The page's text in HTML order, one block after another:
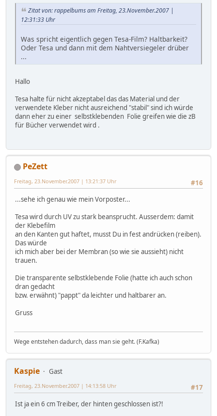
Zitat von: rappelbums am Freitag, 23.November.2007 |
12:31:33 Uhr
Was spricht eigentlich gegen Tesa-Film? Haltbarkeit?
Oder Tesa und dann mit dem Nahtversiegeler drüber
...
Hallo
Tesa halte für nicht akzeptabel das das Material und der
verwendete Kleber nicht ausreichend "stabil" sind ich würde
dann eher zu einer selbstklebenden Folie greifen wie die zB
für Bücher verwendet wird .
PeZett
#16
Freitag, 23.November.2007 | 13:21:37 Uhr
...sehe ich genau wie mein Vorposter...
Tesa wird durch UV zu stark beansprucht. Ausserdem: damit
der Klebefilm
an den Kanten gut haftet, musst Du in fest andrücken (reiben).
Das würde
ich mich aber bei der Membran (so wie sie aussieht) nicht
trauen.
Die transparente selbstklebende Folie (hatte ich auch schon
dran gedacht
bzw. erwähnt) "pappt" da leichter und haltbarer an.
Gruss
Wege entstehen dadurch, dass man sie geht. (F.Kafka)
Kaspie
Gast
#17
Freitag, 23.November.2007 | 14:13:58 Uhr
Ist ja ein 6 cm Treiber, der hinten geschlossen ist?!